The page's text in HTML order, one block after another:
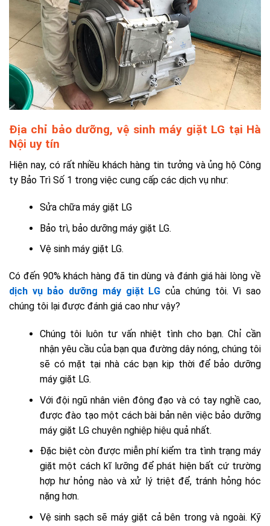
Địa chỉ bảo dưỡng, vệ sinh máy giặt LG tại Hà
Nội uy tín
Hiện nay, có rất nhiều khách hàng tin tưởng và ủng hộ Công
ty Bảo Trì Số 1 trong việc cung cấp các dịch vụ như:
Sửa chữa máy giặt LG
Bảo trì, bảo dưỡng máy giặt LG.
Vệ sinh máy giặt LG.
Có đến 90% khách hàng đã tin dùng và đánh giá hài lòng về
dịch vụ bảo dưỡng máy giặt LG của chúng tôi. Vì sao
chúng tôi lại được đánh giá cao như vậy?
Chúng tôi luôn tư vấn nhiệt tình cho bạn. Chỉ cần
nhận yêu cầu của bạn qua đường dây nóng, chúng tôi
sẽ có mặt tại nhà các bạn kịp thời để bảo dưỡng
máy giặt LG.
Với đội ngũ nhân viên đông đạo và có tay nghề cao,
được đào tạo một cách bài bản nên việc bảo dưỡng
máy giặt LG chuyên nghiệp hiệu quả nhất.
Đặc biệt còn được miễn phí kiểm tra tình trạng máy
giặt một cách kĩ lưỡng để phát hiện bất cứ trường
hợp hư hỏng nào và xử lý triệt để, tránh hỏng hóc
nặng hơn.
Vệ sinh sạch sẽ máy giặt cả bên trong và ngoài. Kỹ